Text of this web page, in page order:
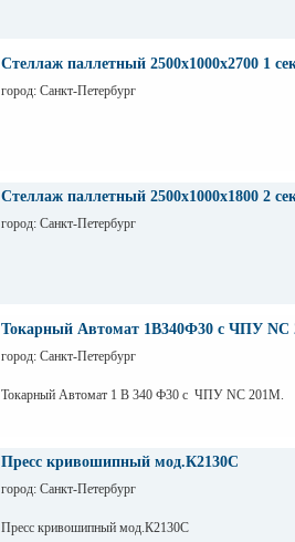
Стеллаж паллетный 2500х1000х2700 1
город: Санкт-Петербург
Стеллаж паллетный 2500х1000х1800 2
город: Санкт-Петербург
Токарный Автомат 1В340Ф30 с ЧПУ NC
город: Санкт-Петербург
Токарный Автомат 1 В 340 Ф30 с ЧПУ NC 201M.
Пресс кривошипный мод.К2130С
город: Санкт-Петербург
Пресс кривошипный мод.К2130С